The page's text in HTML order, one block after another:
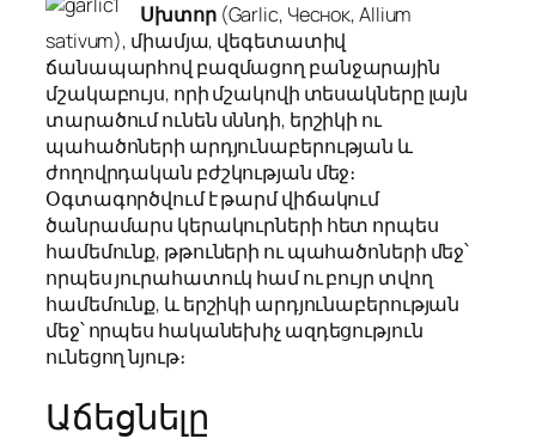
Սխտոր(Garlic, Чеснок,Allium
sativum), միամյա, վեգետատիվ
ճանապարհով բազմացող բանջարային
մշակաբույս, որի մշակովի տեսակները լայն
տարածում ունեն սննդի, երշիկի ու
պահածոների արդյունաբերության և
ժողովրդական բժշկության մեջ։
Օգտագործվում է թարմ վիճակում
ծանրամարս կերակուրների հետ որպես
համեմունք, թթուների ու պահածոների մեջ՝
որպես յուրահատուկ համ ու բույր տվող
համեմունք, և երշիկի արդյունաբերության
մեջ՝ որպես հականեխիչ ազդեցություն
ունեցող նյութ։
Աճեցնելը